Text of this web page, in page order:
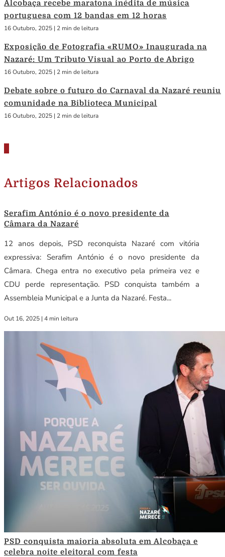
Alcobaça recebe maratona inédita de música
portuguesa com 12 bandas em 12 horas
16 Outubro, 2025 | 2 min de leitura
Exposição de Fotografia «RUMO» Inaugurada na
Nazaré: Um Tributo Visual ao Porto de Abrigo
16 Outubro, 2025 | 2 min de leitura
Debate sobre o futuro do Carnaval da Nazaré reuniu
comunidade na Biblioteca Municipal
16 Outubro, 2025 | 2 min de leitura
Artigos Relacionados
Serafim António é o novo presidente da
Câmara da Nazaré
12 anos depois, PSD reconquista Nazaré com vitória
expressiva: Serafim António é o novo presidente da
Câmara. Chega entra no executivo pela primeira vez e
CDU perde representação. PSD conquista também a
Assembleia Municipal e a Junta da Nazaré. Festa...
Out 16, 2025 | 4 min leitura
PSD conquista maioria absoluta em Alcobaça e
celebra noite eleitoral com festa